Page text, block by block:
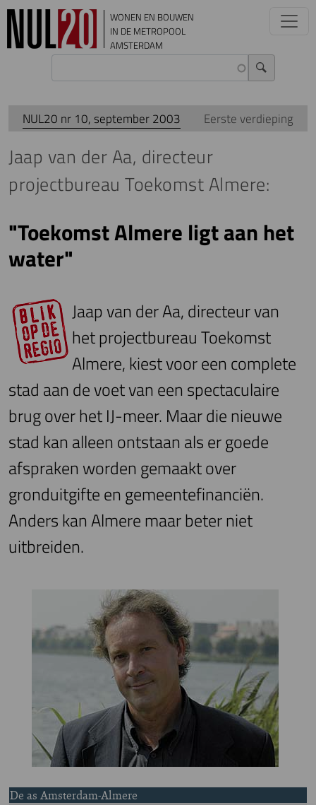
Overslaan en naar de inhoud gaan
WONEN EN BOUWEN
IN DE METROPOOL
AMSTERDAM
NUL20 nr 10, september 2003 Eerste verdieping
Jaap van der Aa, directeur
projectbureau Toekomst Almere:
"Toekomst Almere ligt aan het
water"
Jaap van der Aa, directeur van
het projectbureau Toekomst
Almere, kiest voor een complete
stad aan de voet van een spectaculaire
brug over het IJ-meer. Maar die nieuwe
stad kan alleen ontstaan als er goede
afspraken worden gemaakt over
gronduitgifte en gemeentefinanciën.
Anders kan Almere maar beter niet
uitbreiden.
De as Amsterdam-Almere